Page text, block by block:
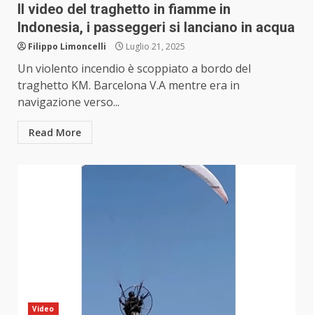
Il video del traghetto in fiamme in
Indonesia, i passeggeri si lanciano in acqua
Filippo Limoncelli Luglio 21, 2025
Un violento incendio è scoppiato a bordo del
traghetto KM. Barcelona V.A mentre era in
navigazione verso...
Read More
Video